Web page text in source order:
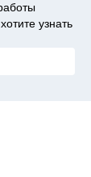
узнать